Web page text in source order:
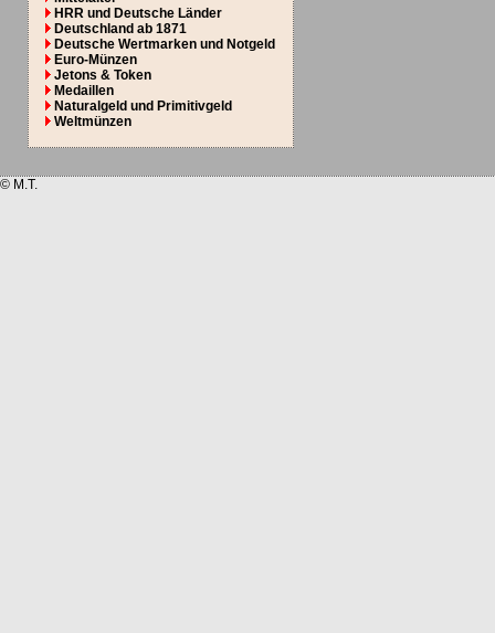
HRR und Deutsche Länder
Deutschland ab 1871
Deutsche Wertmarken und Notgeld
Euro-Münzen
Jetons & Token
Medaillen
Naturalgeld und Primitivgeld
Weltmünzen
© M.T.